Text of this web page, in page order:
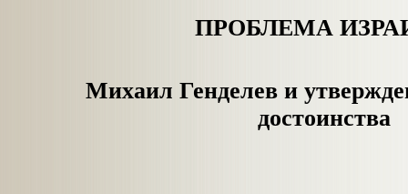
ПРОБЛЕМА
Михаил Генделев и
достоинства